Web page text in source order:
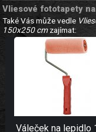
Vliesové fototapety
Také Vás může vedle
150x250 cmzajímat:
Váleček na lepidlo